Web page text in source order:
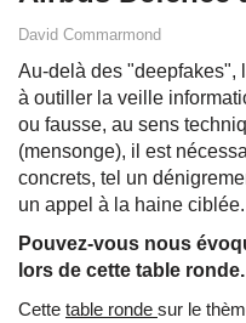
David Commarmond
Au-delà des "deepfakes",
à outiller la veille
ou fausse, au sens
(mensonge), il est
concrets, tel un
un appel à la haine ciblée.
Pouvez-vous nous
lors de cette table ronde.
Cette table ronde sur le